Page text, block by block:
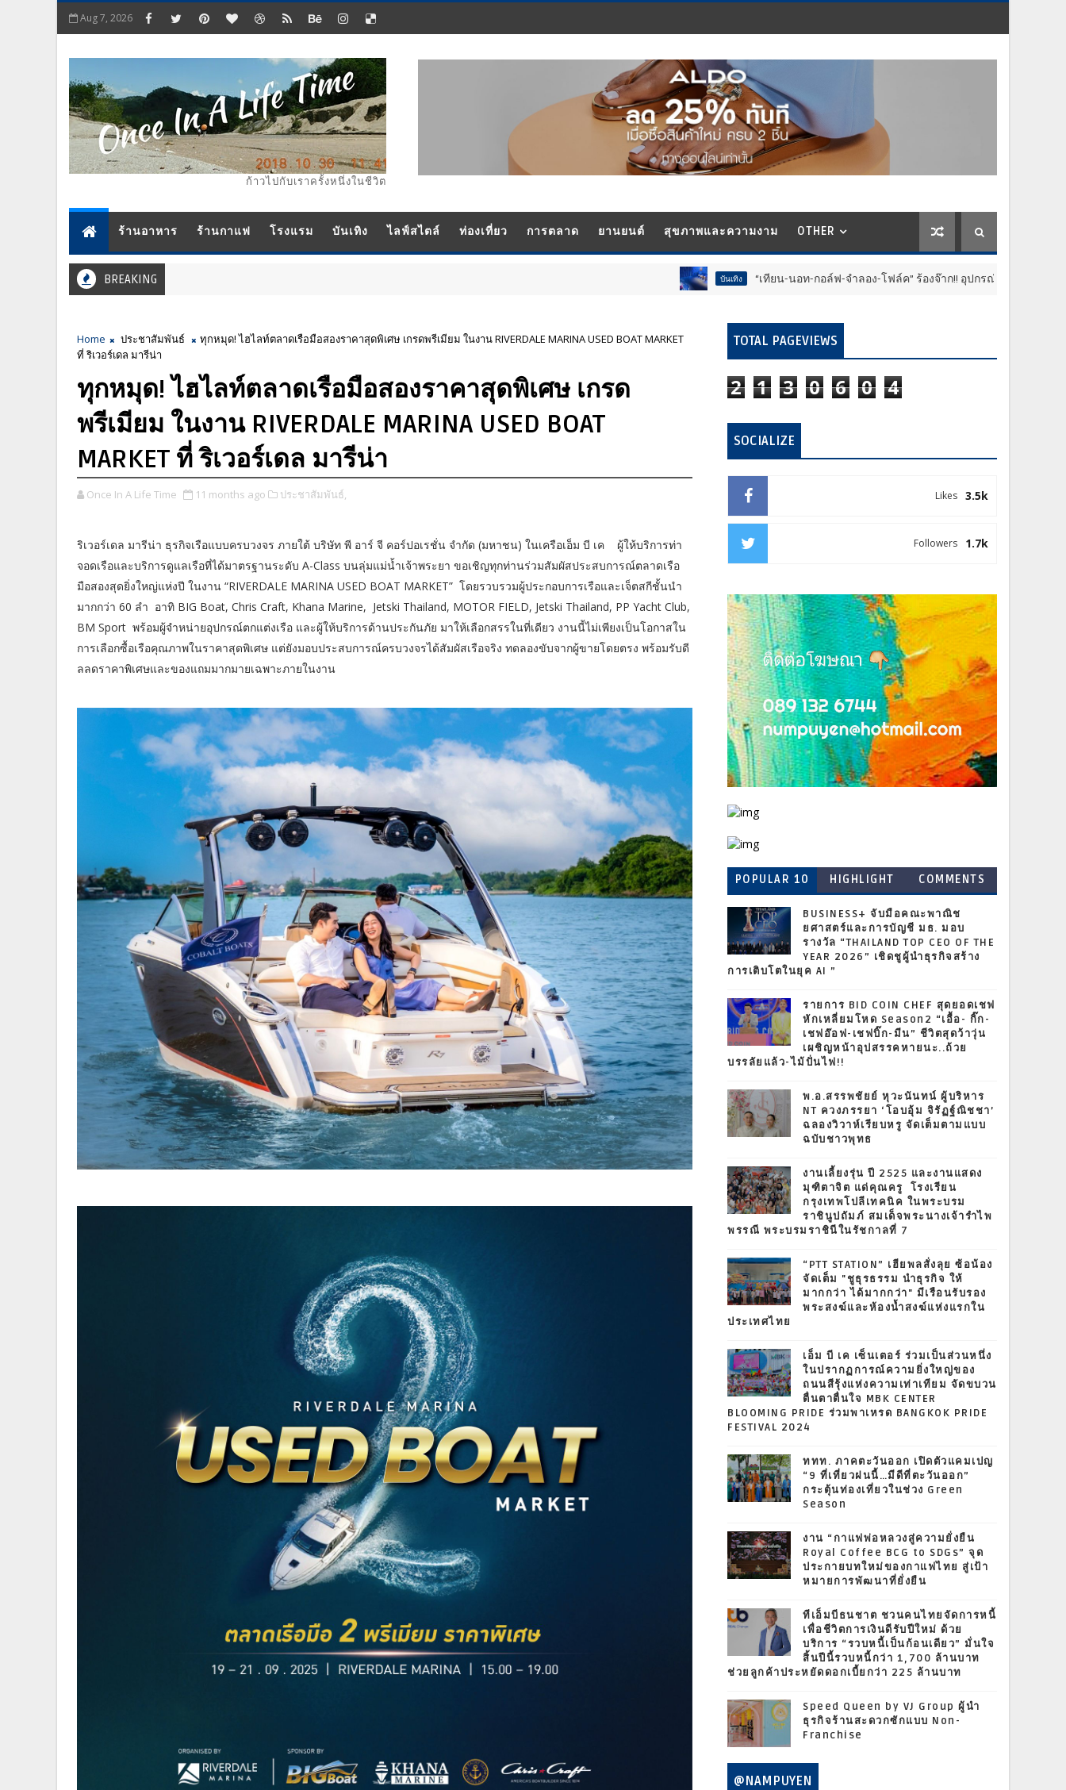
Aug 7, 2026
ก้าวไปกับเราครั้งหนึ่งในชีวิต
ร้านอาหาร ร้านกาแฟ โรงแรม บันเทิง ไลฟ์สไตล์ ท่องเที่ยว การตลาด ยานยนต์ สุขภาพและความงาม OTHER
BREAKING “เทียน-นอท-กอล์ฟ-จำลอง-โฟล์ค” ร้องจ๊าก!! อุปกรณ์ม่วนจอยงานวัด.. ทำชีวิตสุดปั่น
Home ประชาสัมพันธ์
ทุกหมุด! ไฮไลท์ตลาดเรือมือสองราคาสุดพิเศษ เกรดพรีเมียม ในงาน RIVERDALE MARINA USED BOAT MARKET
ที่ ริเวอร์เดล มารีน่า
ทุกหมุด! ไฮไลท์ตลาดเรือมือสองราคาสุดพิเศษ เกรด
พรีเมียม ในงาน RIVERDALE MARINA USED BOAT
MARKET ที่ ริเวอร์เดล มารีน่า
Once In A Life Time 11 months ago ประชาสัมพันธ์,
ริเวอร์เดล มารีน่า ธุรกิจเรือแบบครบวงจร ภายใต้ บริษัท พี อาร์ จี คอร์ปอเรชั่น จำกัด (มหาชน) ในเครือเอ็ม บี เค ผู้ให้บริการท่า
จอดเรือและบริการดูแลเรือที่ได้มาตรฐานระดับ A-Class บนลุ่มแม่น้ำเจ้าพระยา ขอเชิญทุกท่านร่วมสัมผัสประสบการณ์ตลาดเรือ
มือสองสุดยิ่งใหญ่แห่งปี ในงาน “RIVERDALE MARINA USED BOAT MARKET” โดยรวบรวมผู้ประกอบการเรือและเจ็ตสกีชั้นนำ
มากกว่า 60 ลำ อาทิ BIG Boat, Chris Craft, Khana Marine, Jetski Thailand, MOTOR FIELD, Jetski Thailand, PP Yacht Club,
BM Sport พร้อมผู้จำหน่ายอุปกรณ์ตกแต่งเรือ และผู้ให้บริการด้านประกันภัย มาให้เลือกสรรในที่เดียว งานนี้ไม่เพียงเป็นโอกาสใน
การเลือกซื้อเรือคุณภาพในราคาสุดพิเศษ แต่ยังมอบประสบการณ์ครบวงจรได้สัมผัสเรือจริง ทดลองขับจากผู้ขายโดยตรง พร้อมรับดี
ลลดราคาพิเศษและของแถมมากมายเฉพาะภายในงาน
TOTAL PAGEVIEWS
2 1 3 0 6 0 4
SOCIALIZE
3.5k
Likes
1.7k
Followers
POPULAR 10 HIGHLIGHT COMMENTS
BUSINESS+ จับมือคณะพาณิช
ยศาสตร์และการบัญชี มธ. มอบ
รางวัล “THAILAND TOP CEO OF THE
YEAR 2026” เชิดชูผู้นำธุรกิจสร้าง
การเติบโตในยุค AI ”
รายการ BID COIN CHEF สุดยอดเชฟ
หักเหลี่ยมโหด Season2 “เอื้อ- กิ๊ก-
เชฟอ๊อฟ-เชฟบิ๊ก-มีน” ชีวิตสุดว้าวุ่น
เผชิญหน้าอุปสรรคหายนะ..ถ้วย
บรรลัยแล้ว-ไม้ปั่นไฟ!!
พ.อ.สรรพชัยย์ หุวะนันทน์ ผู้บริหาร
NT ควงภรรยา ‘โอบอุ้ม จิรัฏฐ์ณิชชา’
ฉลองวิวาห์เรียบหรู จัดเต็มตามแบบ
ฉบับชาวพุทธ
งานเลี้ยงรุ่น ปี 2525 และงานแสดง
มุฑิตาจิต แด่คุณครู โรงเรียน
กรุงเทพโปลีเทคนิค ในพระบรม
ราชินูปถัมภ์ สมเด็จพระนางเจ้ารำไพ
พรรณี พระบรมราชินีในรัชกาลที่ 7
“PTT STATION” เฮียพลสั่งลุย ซ้อน้อง
จัดเต็ม "ชูธุรธรรม นำธุรกิจ ให้
มากกว่า ได้มากกว่า" มีเรือนรับรอง
พระสงฆ์และห้องน้ำสงฆ์แห่งแรกใน
ประเทศไทย
เอ็ม บี เค เซ็นเตอร์ ร่วมเป็นส่วนหนึ่ง
ในปรากฏการณ์ความยิ่งใหญ่ของ
ถนนสีรุ้งแห่งความเท่าเทียม จัดขบวน
ตื่นตาตื่นใจ MBK CENTER
BLOOMING PRIDE ร่วมพาเหรด BANGKOK PRIDE
FESTIVAL 2024
ททท. ภาคตะวันออก เปิดตัวแคมเปญ
“9 ที่เที่ยวฝนนี้…มีดีที่ตะวันออก”
กระตุ้นท่องเที่ยวในช่วง Green
Season
งาน “กาแฟพ่อหลวงสู่ความยั่งยืน
Royal Coffee BCG to SDGs” จุด
ประกายบทใหม่ของกาแฟไทย สู่เป้า
หมายการพัฒนาที่ยั่งยืน
ทีเอ็มบีธนชาต ชวนคนไทยจัดการหนี้
เพื่อชีวิตการเงินดีรับปีใหม่ ด้วย
บริการ “รวบหนี้เป็นก้อนเดียว” มั่นใจ
สิ้นปีนี้รวบหนี้กว่า 1,700 ล้านบาท
ช่วยลูกค้าประหยัดดอกเบี้ยกว่า 225 ล้านบาท
Speed Queen by VJ Group ผู้นำ
ธุรกิจร้านสะดวกซักแบบ Non-
Franchise
@NAMPUYEN